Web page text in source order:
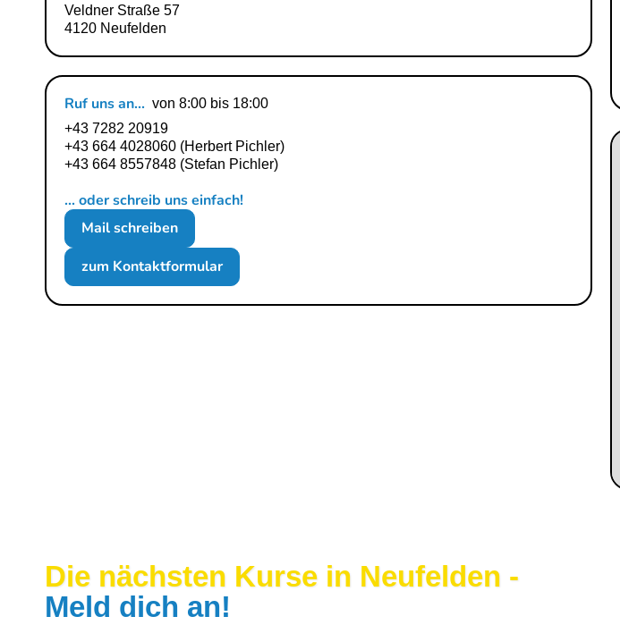
Veldner Straße 57
4120 Neufelden
Ruf uns an... von 8:00 bis 18:00
+43 7282 20919
+43 664 4028060 (Herbert Pichler)
+43 664 8557848 (Stefan Pichler)
... oder schreib uns einfach!
Mail schreiben
zum Kontaktformular
Die nächsten Kurse in Neufelden -
Meld dich an!